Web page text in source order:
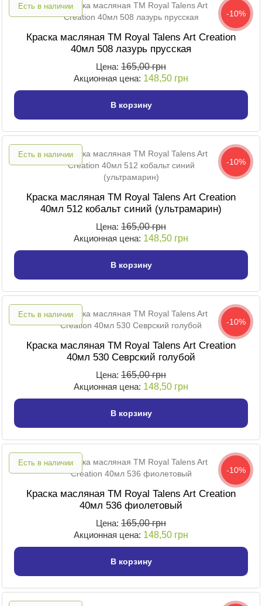
Есть в наличии
-10%
Краска масляная TM Royal Talens Art Creation
40мл 508 лазурь прусская
Цена: 165,00 грн
Акционная цена: 148,50 грн
В корзину
Есть в наличии
-10%
Краска масляная TM Royal Talens Art Creation
40мл 512 кобальт синий (ультрамарин)
Цена: 165,00 грн
Акционная цена: 148,50 грн
В корзину
Есть в наличии
-10%
Краска масляная TM Royal Talens Art Creation
40мл 530 Севрский голубой
Цена: 165,00 грн
Акционная цена: 148,50 грн
В корзину
Есть в наличии
-10%
Краска масляная TM Royal Talens Art Creation
40мл 536 фиолетовый
Цена: 165,00 грн
Акционная цена: 148,50 грн
В корзину